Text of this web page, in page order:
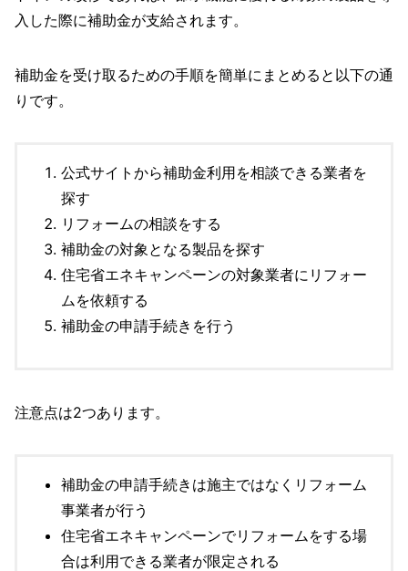
入した際に補助金が支給されます。
補助金を受け取るための手順を簡単にまとめると以下の通
りです。
公式サイトから補助金利用を相談できる業者を
探す
リフォームの相談をする
補助金の対象となる製品を探す
住宅省エネキャンペーンの対象業者にリフォー
ムを依頼する
補助金の申請手続きを行う
注意点は2つあります。
補助金の申請手続きは施主ではなくリフォーム
事業者が行う
住宅省エネキャンペーンでリフォームをする場
合は利用できる業者が限定される